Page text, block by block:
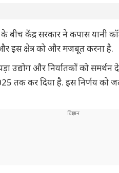
के बीच केंद्र सरकार ने कपास यानी
इस क्षेत्र को और मजबूत करना है.
उद्योग और निर्यातकों को
कर दिया है. इस निर्णय को